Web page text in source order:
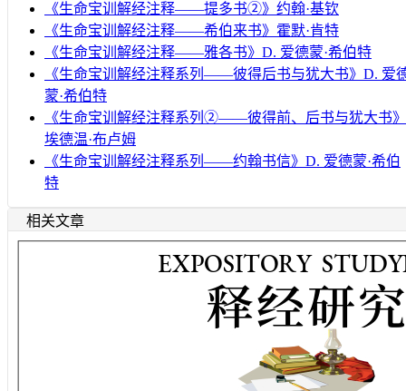
《生命宝训解经注释——提多书②》约翰·基钦
《生命宝训解经注释——希伯来书》霍默·肯特
《生命宝训解经注释——雅各书》D. 爱德蒙·希伯特
《生命宝训解经注释系列——彼得后书与犹大书》D. 爱
蒙·希伯特
《生命宝训解经注释系列②——彼得前、后书与犹大书》
埃德温·布卢姆
《生命宝训解经注释系列——约翰书信》D. 爱德蒙·希伯
特
相关文章